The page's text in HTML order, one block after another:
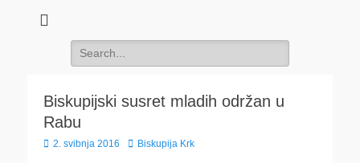
Search
for:
Biskupijski susret mladih održan u
Rabu
Posted
2. svibnja 2016 Author
Biskupija Krk